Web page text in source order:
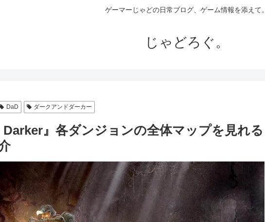
ゲーマーじゃどの日常ブログ、ゲーム情報を添えて。
じゃどろぐ。
DaD ダークアンドダーカー
Darker』各ダンジョンの全体マップを見れる